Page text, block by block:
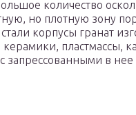
количество
но плотную зону
корпусы гранат
пластмассы,
запрессованными в